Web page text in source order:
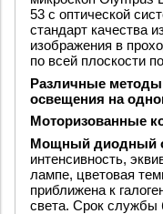
53 с оптической
стандарт качества
изображения в
по всей плоскости
Различные методы
освещения на
Моторизованные
Мощный диодный
интенсивность,
лампе, цветовая
приближена к
света. Срок службы